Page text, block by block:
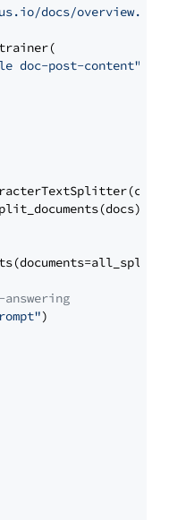
docs/overview.md"
doc-post-content"
)